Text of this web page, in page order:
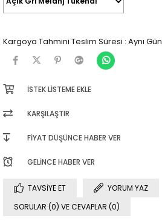
Kargoya Tahmini Teslim Süresi : Aynı Gün
İSTEK LISTEME EKLE
KARŞILAŞTIR
FIYAT DÜŞÜNCE HABER VER
GELINCE HABER VER
TAVSIYE ET
YORUM YAZ
SORULAR (0) VE CEVAPLAR (0)